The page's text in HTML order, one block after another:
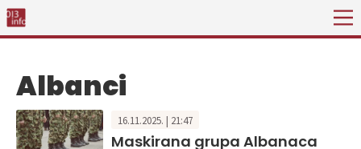
Albanci
16.11.2025. | 21:47
Maskirana grupa Albanaca